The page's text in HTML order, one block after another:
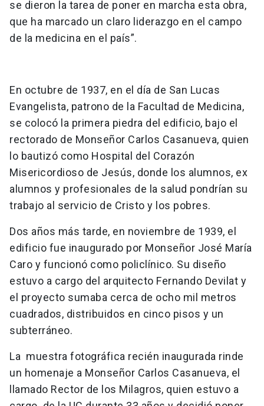
se dieron la tarea de poner en marcha esta obra,
que ha marcado un claro liderazgo en el campo
de la medicina en el país”.
En octubre de 1937, en el día de San Lucas
Evangelista, patrono de la Facultad de Medicina,
se colocó la primera piedra del edificio, bajo el
rectorado de Monseñor Carlos Casanueva, quien
lo bautizó como Hospital del Corazón
Misericordioso de Jesús, donde los alumnos, ex
alumnos y profesionales de la salud pondrían su
trabajo al servicio de Cristo y los pobres.
Dos años más tarde, en noviembre de 1939, el
edificio fue inaugurado por Monseñor José María
Caro y funcionó como policlínico. Su diseño
estuvo a cargo del arquitecto Fernando Devilat y
el proyecto sumaba cerca de ocho mil metros
cuadrados, distribuidos en cinco pisos y un
subterráneo.
La muestra fotográfica recién inaugurada rinde
un homenaje a Monseñor Carlos Casanueva, el
llamado Rector de los Milagros, quien estuvo a